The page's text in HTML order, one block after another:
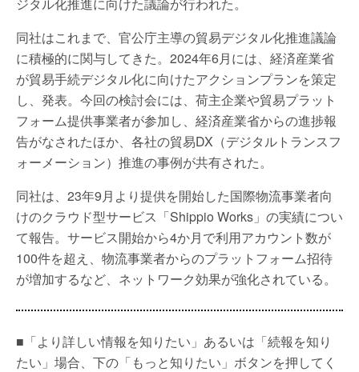
同社はこれまで、官公庁主導の貿易デジタル化推進議論
に積極的に関与してきた。2024年6月には、経済産業省
が貿易手続デジタル化に向けたアクションプランを策定
し、発表。今回の検討会には、荷主企業や貿易プラット
フォーム提供事業者が参加し、経済産業省からの進捗報
告がなされたほか、各社の貿易DX（デジタルトランスフ
ォーメーション）推進の事例が共有された。
同社は、23年9月より提供を開始した国際物流事業者向
けのクラウド型サービス「Shippio Works」の実績につい
て報告。サービス開始から4か月で利用アカウント数が
100件を超え、物流事業者からのプラットフォーム招待
が増加するなど、ネットワーク効果が強化されている。
■「より詳しい情報を知りたい」あるいは「続報を知り
たい」場合、下の「もっと知りたい」ボタンを押してく